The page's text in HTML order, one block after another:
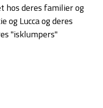
hos deres familier og
og Lucca og deres
"isklumpers"